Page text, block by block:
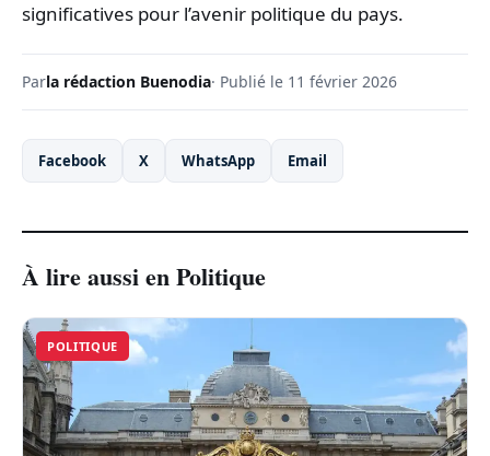
significatives pour l’avenir politique du pays.
Parla rédaction Buenodia· Publié le 11 février 2026
Facebook X WhatsApp Email
À lire aussi en Politique
POLITIQUE